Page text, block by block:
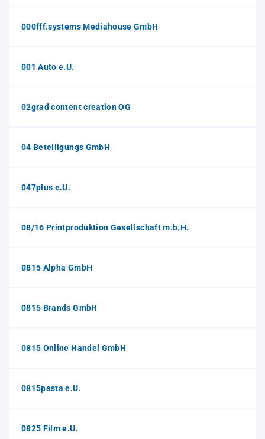
000fff.systems Mediahouse GmbH
001 Auto e.U.
02grad content creation OG
04 Beteiligungs GmbH
047plus e.U.
08/16 Printproduktion Gesellschaft m.b.H.
0815 Alpha GmbH
0815 Brands GmbH
0815 Online Handel GmbH
0815pasta e.U.
0825 Film e.U.